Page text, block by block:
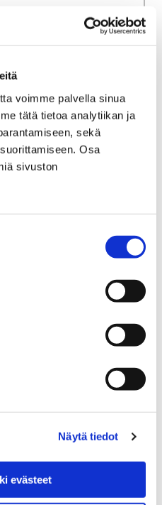
voimme palvella sinua
tätä tietoa analytiikan ja
sekä
Osa
sivuston
Näytä tiedot
evästeet
Ympäristö
Porissa
ruoppaus
merkittävästi, ja
Sivua